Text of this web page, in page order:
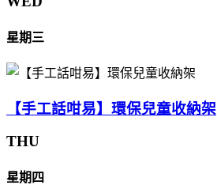
星期三
【手工話咁易】環保兒童收納架
THU
星期四